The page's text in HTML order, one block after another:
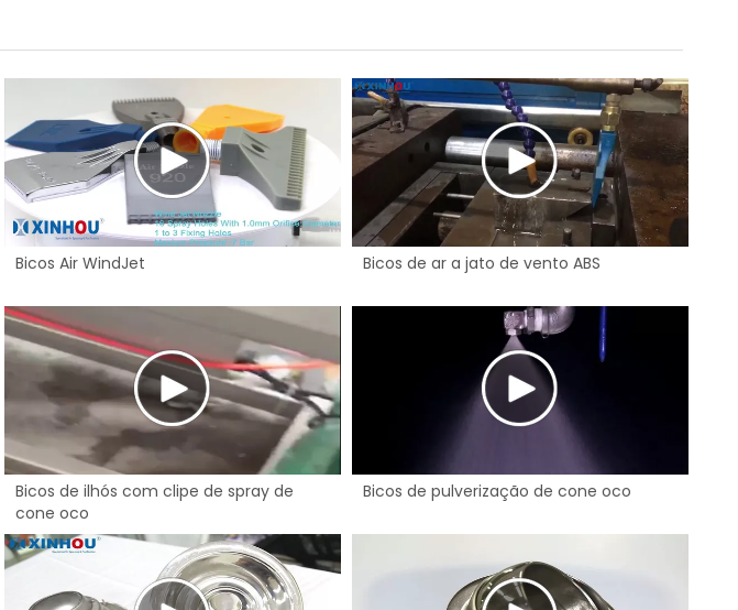
Bicos Air WindJet Bicos de ar a jato de vento ABS
Bicos de ilhós com clipe de spray de
cone oco
Bicos de pulverização de cone oco